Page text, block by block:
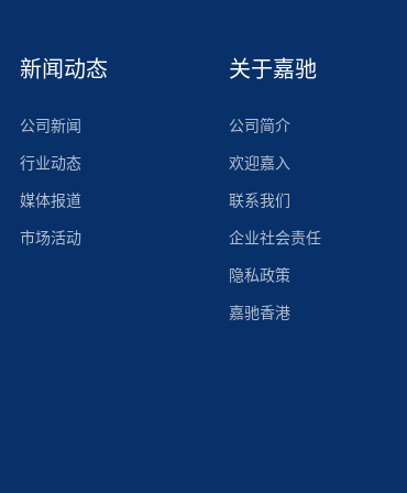
新闻动态
公司新闻
行业动态
媒体报道
市场活动
关于嘉驰
公司简介
欢迎嘉入
联系我们
企业社会责任
隐私政策
嘉驰香港